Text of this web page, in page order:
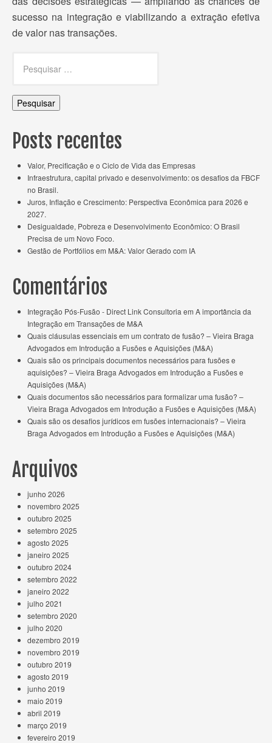
sucesso na integração e viabilizando a extração efetiva
de valor nas transações.
por:
Posts recentes
Valor, Precificação e o Ciclo de Vida das Empresas
Infraestrutura, capital privado e desenvolvimento: os desafios da FBCF
no Brasil.
Juros, Inflação e Crescimento: Perspectiva Econômica para 2026 e
2027.
Desigualdade, Pobreza e Desenvolvimento Econômico: O Brasil
Precisa de um Novo Foco.
Gestão de Portfólios em M&A: Valor Gerado com IA
Comentários
Integração Pós-Fusão - Direct Link Consultoria em A importância da
Integração em Transações de M&A
Quais cláusulas essenciais em um contrato de fusão? – Vieira Braga
Advogadosem Introdução a Fusões e Aquisições (M&A)
Quais são os principais documentos necessários para fusões e
aquisições? – Vieira Braga Advogadosem Introdução a Fusões e
Aquisições (M&A)
Quais documentos são necessários para formalizar uma fusão? –
Vieira Braga Advogadosem Introdução a Fusões e Aquisições (M&A)
Quais são os desafios jurídicos em fusões internacionais? – Vieira
Braga Advogadosem Introdução a Fusões e Aquisições (M&A)
Arquivos
junho 2026
novembro 2025
outubro 2025
setembro 2025
agosto 2025
janeiro 2025
outubro 2024
setembro 2022
janeiro 2022
julho 2021
setembro 2020
julho 2020
dezembro 2019
novembro 2019
outubro 2019
agosto 2019
junho 2019
maio 2019
abril 2019
março 2019
fevereiro 2019